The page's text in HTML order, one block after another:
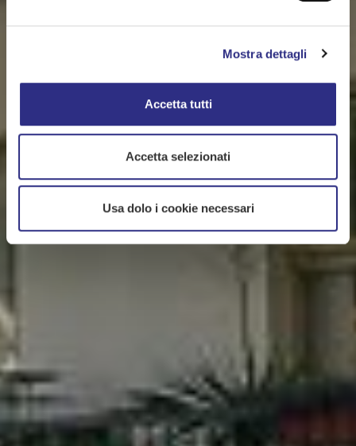
Mostra dettagli
Accetta tutti
Accetta selezionati
Usa dolo i cookie necessari